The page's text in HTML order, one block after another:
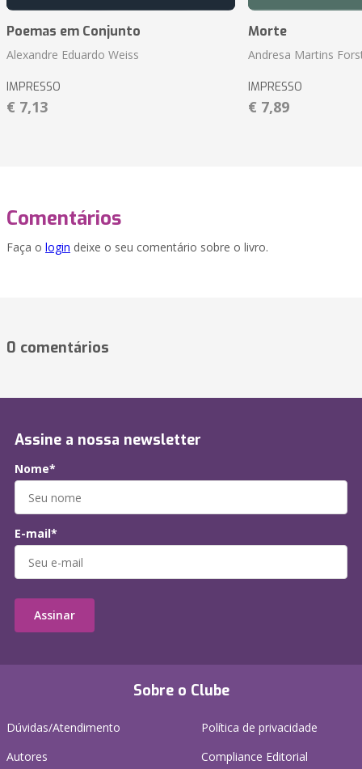
Poemas em Conjunto
Alexandre Eduardo Weiss
IMPRESSO
€ 7,13
Morte
Andresa Martins
IMPRESSO
€ 7,89
Comentários
Faça o login deixe o seu comentário sobre o livro.
0 comentários
Sobre o Clube
Dúvidas/Atendimento
Autores
Política de privacidade
Compliance Editorial
Assine a nossa newsletter
Nome*
E-mail*
Assinar